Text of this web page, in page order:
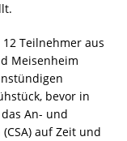
Teilnehmer aus
Meisenheim
bevor in
An- und
auf Zeit und